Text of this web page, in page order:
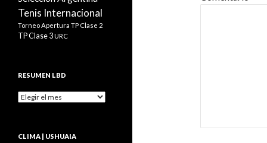
Tenis Internacional
Torneo Apertura TP Clase 2
TP Clase 3URC
RESUMEN LBD
Resumen
CLIMA | USHUAIA